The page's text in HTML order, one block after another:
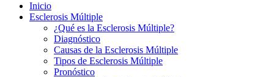
Inicio
Esclerosis Múltiple
¿Qué es la Esclerosis Múltiple?
Diagnóstico
Causas de la Esclerosis Múltiple
Tipos de Esclerosis Múltiple
Pronóstico